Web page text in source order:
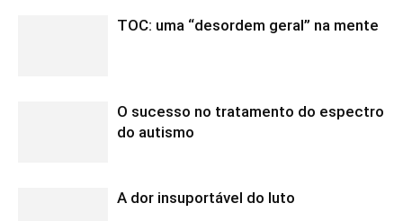
TOC: uma “desordem geral” na mente
O sucesso no tratamento do espectro
do autismo
A dor insuportável do luto